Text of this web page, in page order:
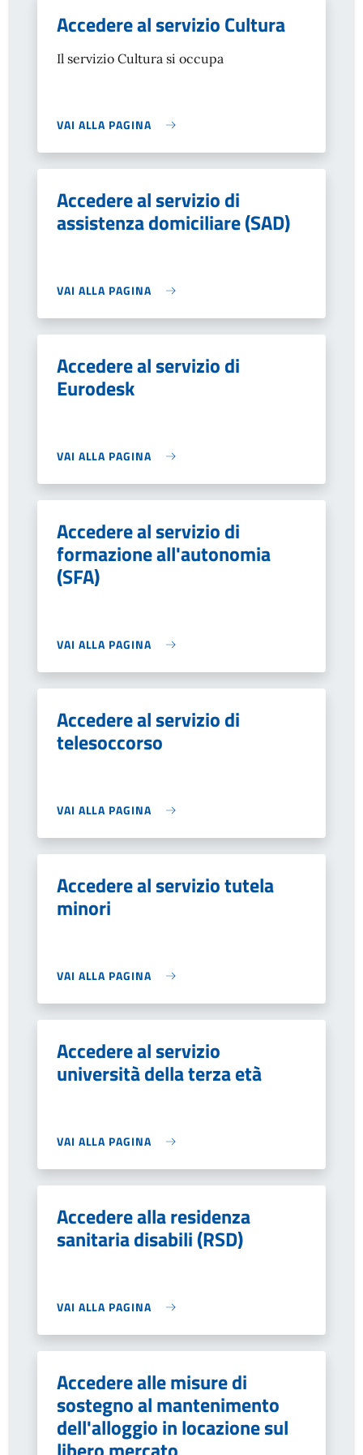
Accedere al servizio Cultura
Il servizio Cultura si occupa
VAI ALLA PAGINA
Accedere al servizio di
assistenza domiciliare (SAD)
VAI ALLA PAGINA
Accedere al servizio di
Eurodesk
VAI ALLA PAGINA
Accedere al servizio di
formazione all'autonomia
(SFA)
VAI ALLA PAGINA
Accedere al servizio di
telesoccorso
VAI ALLA PAGINA
Accedere al servizio tutela
minori
VAI ALLA PAGINA
Accedere al servizio
università della terza età
VAI ALLA PAGINA
Accedere alla residenza
sanitaria disabili (RSD)
VAI ALLA PAGINA
Accedere alle misure di
sostegno al mantenimento
dell'alloggio in locazione sul